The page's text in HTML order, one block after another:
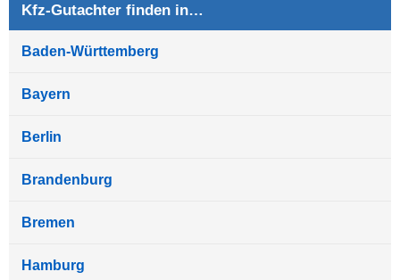
Kfz-Gutachter finden in…
Baden-Württemberg
Bayern
Berlin
Brandenburg
Bremen
Hamburg